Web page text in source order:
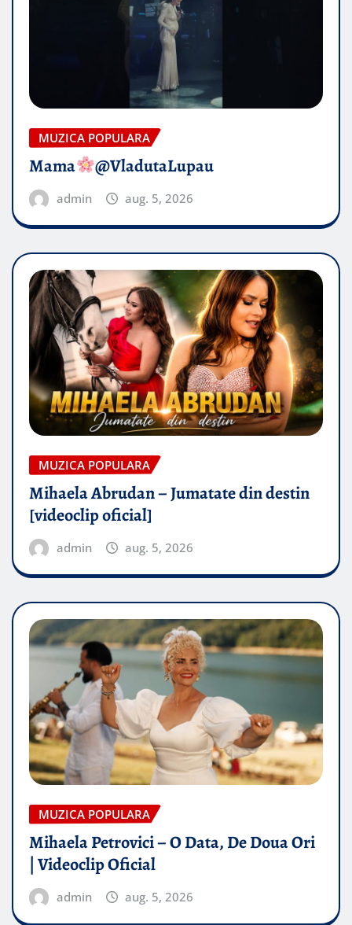
MUZICA POPULARA
Mama @VladutaLupau
admin aug. 5, 2026
MUZICA POPULARA
Mihaela Abrudan – Jumatate din destin
[videoclip oficial]
admin aug. 5, 2026
MUZICA POPULARA
Mihaela Petrovici – O Data, De Doua Ori
| Videoclip Oficial
admin aug. 5, 2026